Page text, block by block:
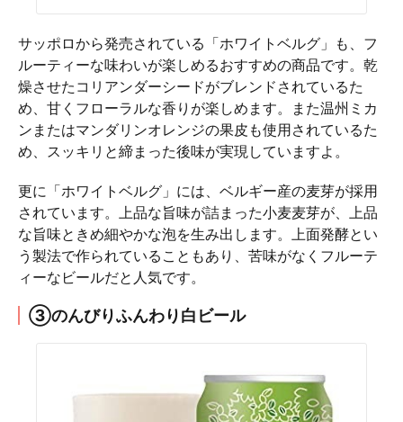
サッポロから発売されている「ホワイトベルグ」も、フ
ルーティーな味わいが楽しめるおすすめの商品です。乾
燥させたコリアンダーシードがブレンドされているた
め、甘くフローラルな香りが楽しめます。また温州ミカ
ンまたはマンダリンオレンジの果皮も使用されているた
め、スッキリと締まった後味が実現していますよ。
更に「ホワイトベルグ」には、ベルギー産の麦芽が採用
されています。上品な旨味が詰まった小麦麦芽が、上品
な旨味ときめ細やかな泡を生み出します。上面発酵とい
う製法で作られていることもあり、苦味がなくフルーテ
ィーなビールだと人気です。
③のんびりふんわり白ビール